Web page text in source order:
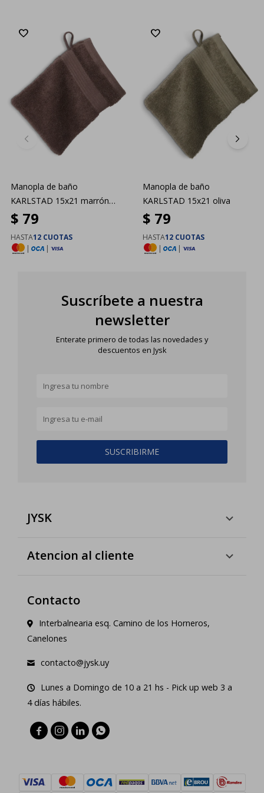
Manopla de baño
KARLSTAD 15x21 marrón
osc
$ 79
HASTA12 CUOTAS
|
|
Manopla de baño
KARLSTAD 15x21 oliva
$ 79
HASTA12 CUOTAS
|
|
Suscríbete a nuestra
newsletter
Enterate primero de todas las novedades y
descuentos en Jysk
SUSCRIBIRME
JYSK
Atencion al cliente
Contacto
Interbalnearia esq. Camino de los Horneros,
Canelones
contacto@jysk.uy
Lunes a Domingo de 10 a 21 hs - Pick up web 3 a
4 días hábiles.
   